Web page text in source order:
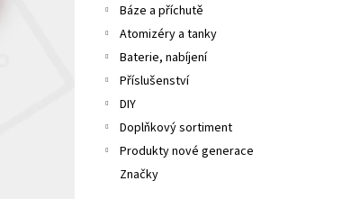
Báze a příchutě
Atomizéry a tanky
Baterie, nabíjení
Příslušenství
DIY
Doplňkový sortiment
Produkty nové generace
Značky
LIQUA ELEMENTS APPLE 10ML 6MG
149 Kč
Původně:165 Kč